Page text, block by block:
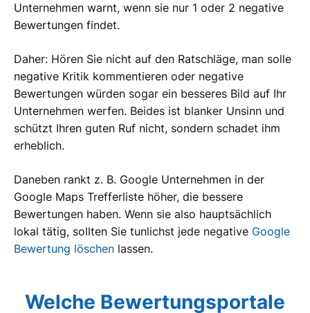
Unternehmen warnt, wenn sie nur 1 oder 2 negative
Bewertungen findet.
Daher: Hören Sie nicht auf den Ratschläge, man solle
negative Kritik kommentieren oder negative
Bewertungen würden sogar ein besseres Bild auf Ihr
Unternehmen werfen. Beides ist blanker Unsinn und
schützt Ihren guten Ruf nicht, sondern schadet ihm
erheblich.
Daneben rankt z. B. Google Unternehmen in der
Google Maps Trefferliste höher, die bessere
Bewertungen haben. Wenn sie also hauptsächlich
lokal tätig, sollten Sie tunlichst jede negative Google
Bewertung löschen lassen.
Welche Bewertungsportale